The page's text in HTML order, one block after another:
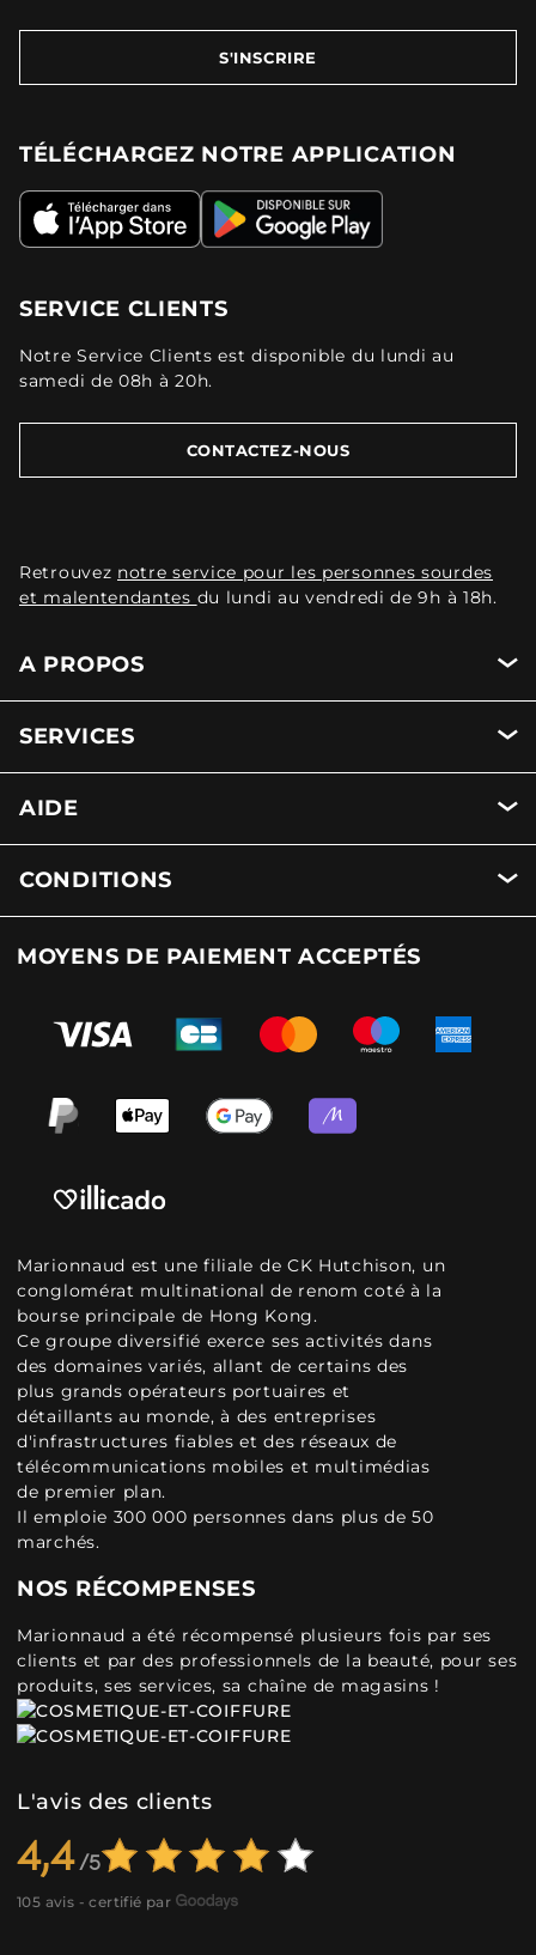
S'INSCRIRE
TÉLÉCHARGEZ NOTRE APPLICATION
SERVICE CLIENTS
Notre Service Clients est disponible du lundi au
samedi de 08h à 20h.
CONTACTEZ-NOUS
Retrouvez notre service pour les personnes sourdes
et malentendantes du lundi au vendredi de 9h à 18h.
A PROPOS
SERVICES
AIDE
CONDITIONS
MOYENS DE PAIEMENT ACCEPTÉS
Marionnaud est une filiale de CK Hutchison, un
conglomérat multinational de renom coté à la
bourse principale de Hong Kong.
Ce groupe diversifié exerce ses activités dans
des domaines variés, allant de certains des
plus grands opérateurs portuaires et
détaillants au monde, à des entreprises
d'infrastructures fiables et des réseaux de
télécommunications mobiles et multimédias
de premier plan.
Il emploie 300 000 personnes dans plus de 50
marchés.
NOS RÉCOMPENSES
Marionnaud a été récompensé plusieurs fois par ses
clients et par des professionnels de la beauté, pour ses
produits, ses services, sa chaîne de magasins !
L'avis des clients
4,4
105 avis - certifié par